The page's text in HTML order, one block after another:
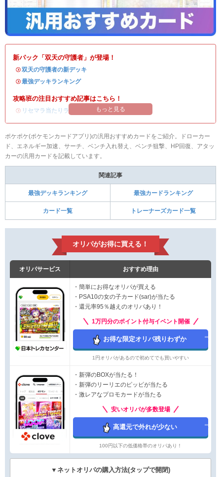
新パック「双天の守護者」が登場！
・双天の守護者の新デッキ
・最強デッキランキング
攻略班の注目おすすめ記事はこちら！
・ リセマラ当たりランキング /リセマラのやり方
もっと見る
ポケポケ(ポケモンカードアプリ)の汎用おすすめカードをご紹介。ドローカー
ド、エネルギー加速、サーチ、ベンチ入れ替え、ベンチ狙撃、HP回復、アタッ
カーの汎用カードを記載しています。
関連記事
最強デッキランキング 最強カードランキング
カード一覧 トレーナーズカード一覧
オリパがお得に買える！
オリパサービス おすすめ理由
・簡単にお得なオリパが買える
・PSA10の女の子カード(sar)が当たる
・還元率95％越えのオリパあり！
1万円分のポイント付与イベント開催
お得な限定オリパ残りわずか
1円オリパがあるので初めてでも買いやすい
・新弾のBOXが当たる！
・新弾のリーリエのピッピが当たる
・激レアなプロモカードが当たる
安いオリパが多数登場
高還元で外れが少ない
100円以下の低価格帯のオリパあり！
▼ネットオリパの購入方法(タップで開閉)